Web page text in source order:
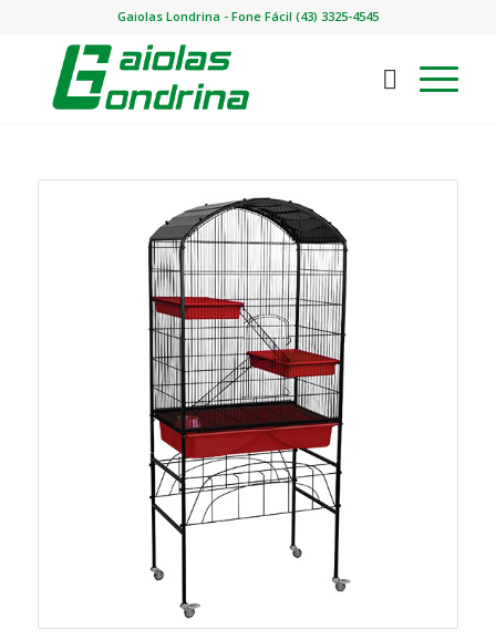
Gaiolas Londrina - Fone Fácil (43) 3325-4545